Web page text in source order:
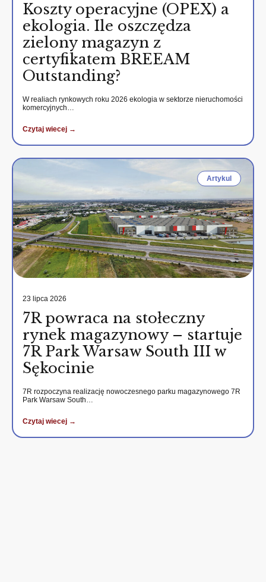
Koszty operacyjne (OPEX) a
ekologia. Ile oszczędza
zielony magazyn z
certyfikatem BREEAM
Outstanding?
W realiach rynkowych roku 2026 ekologia w sektorze nieruchomości
komercyjnych…
Czytaj wiecej →
Artykul
23 lipca 2026
7R powraca na stołeczny
rynek magazynowy – startuje
7R Park Warsaw South III w
Sękocinie
7R rozpoczyna realizację nowoczesnego parku magazynowego 7R
Park Warsaw South…
Czytaj wiecej →